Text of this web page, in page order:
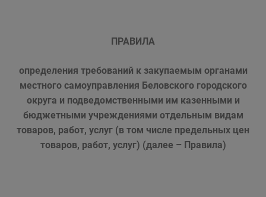
ПРАВИЛА
определения требований к закупаемым органами
местного самоуправления Беловского городского
округа и подведомственными им казенными и
бюджетными учреждениями отдельным видам
товаров, работ, услуг (в том числе предельных цен
товаров, работ, услуг) (далее – Правила)